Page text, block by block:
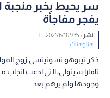
يفجر مفاجأة
نشر :9:35 2021/6/18
|
هنا وهناك
ذكر تيبوهو تسوتيتسي زوج
وجودها ولم يرهم بعد.